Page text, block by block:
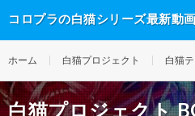
コロプラの白猫シリーズ最新動
ホーム 白猫プロジェクト 白猫
白猫プロジェクト